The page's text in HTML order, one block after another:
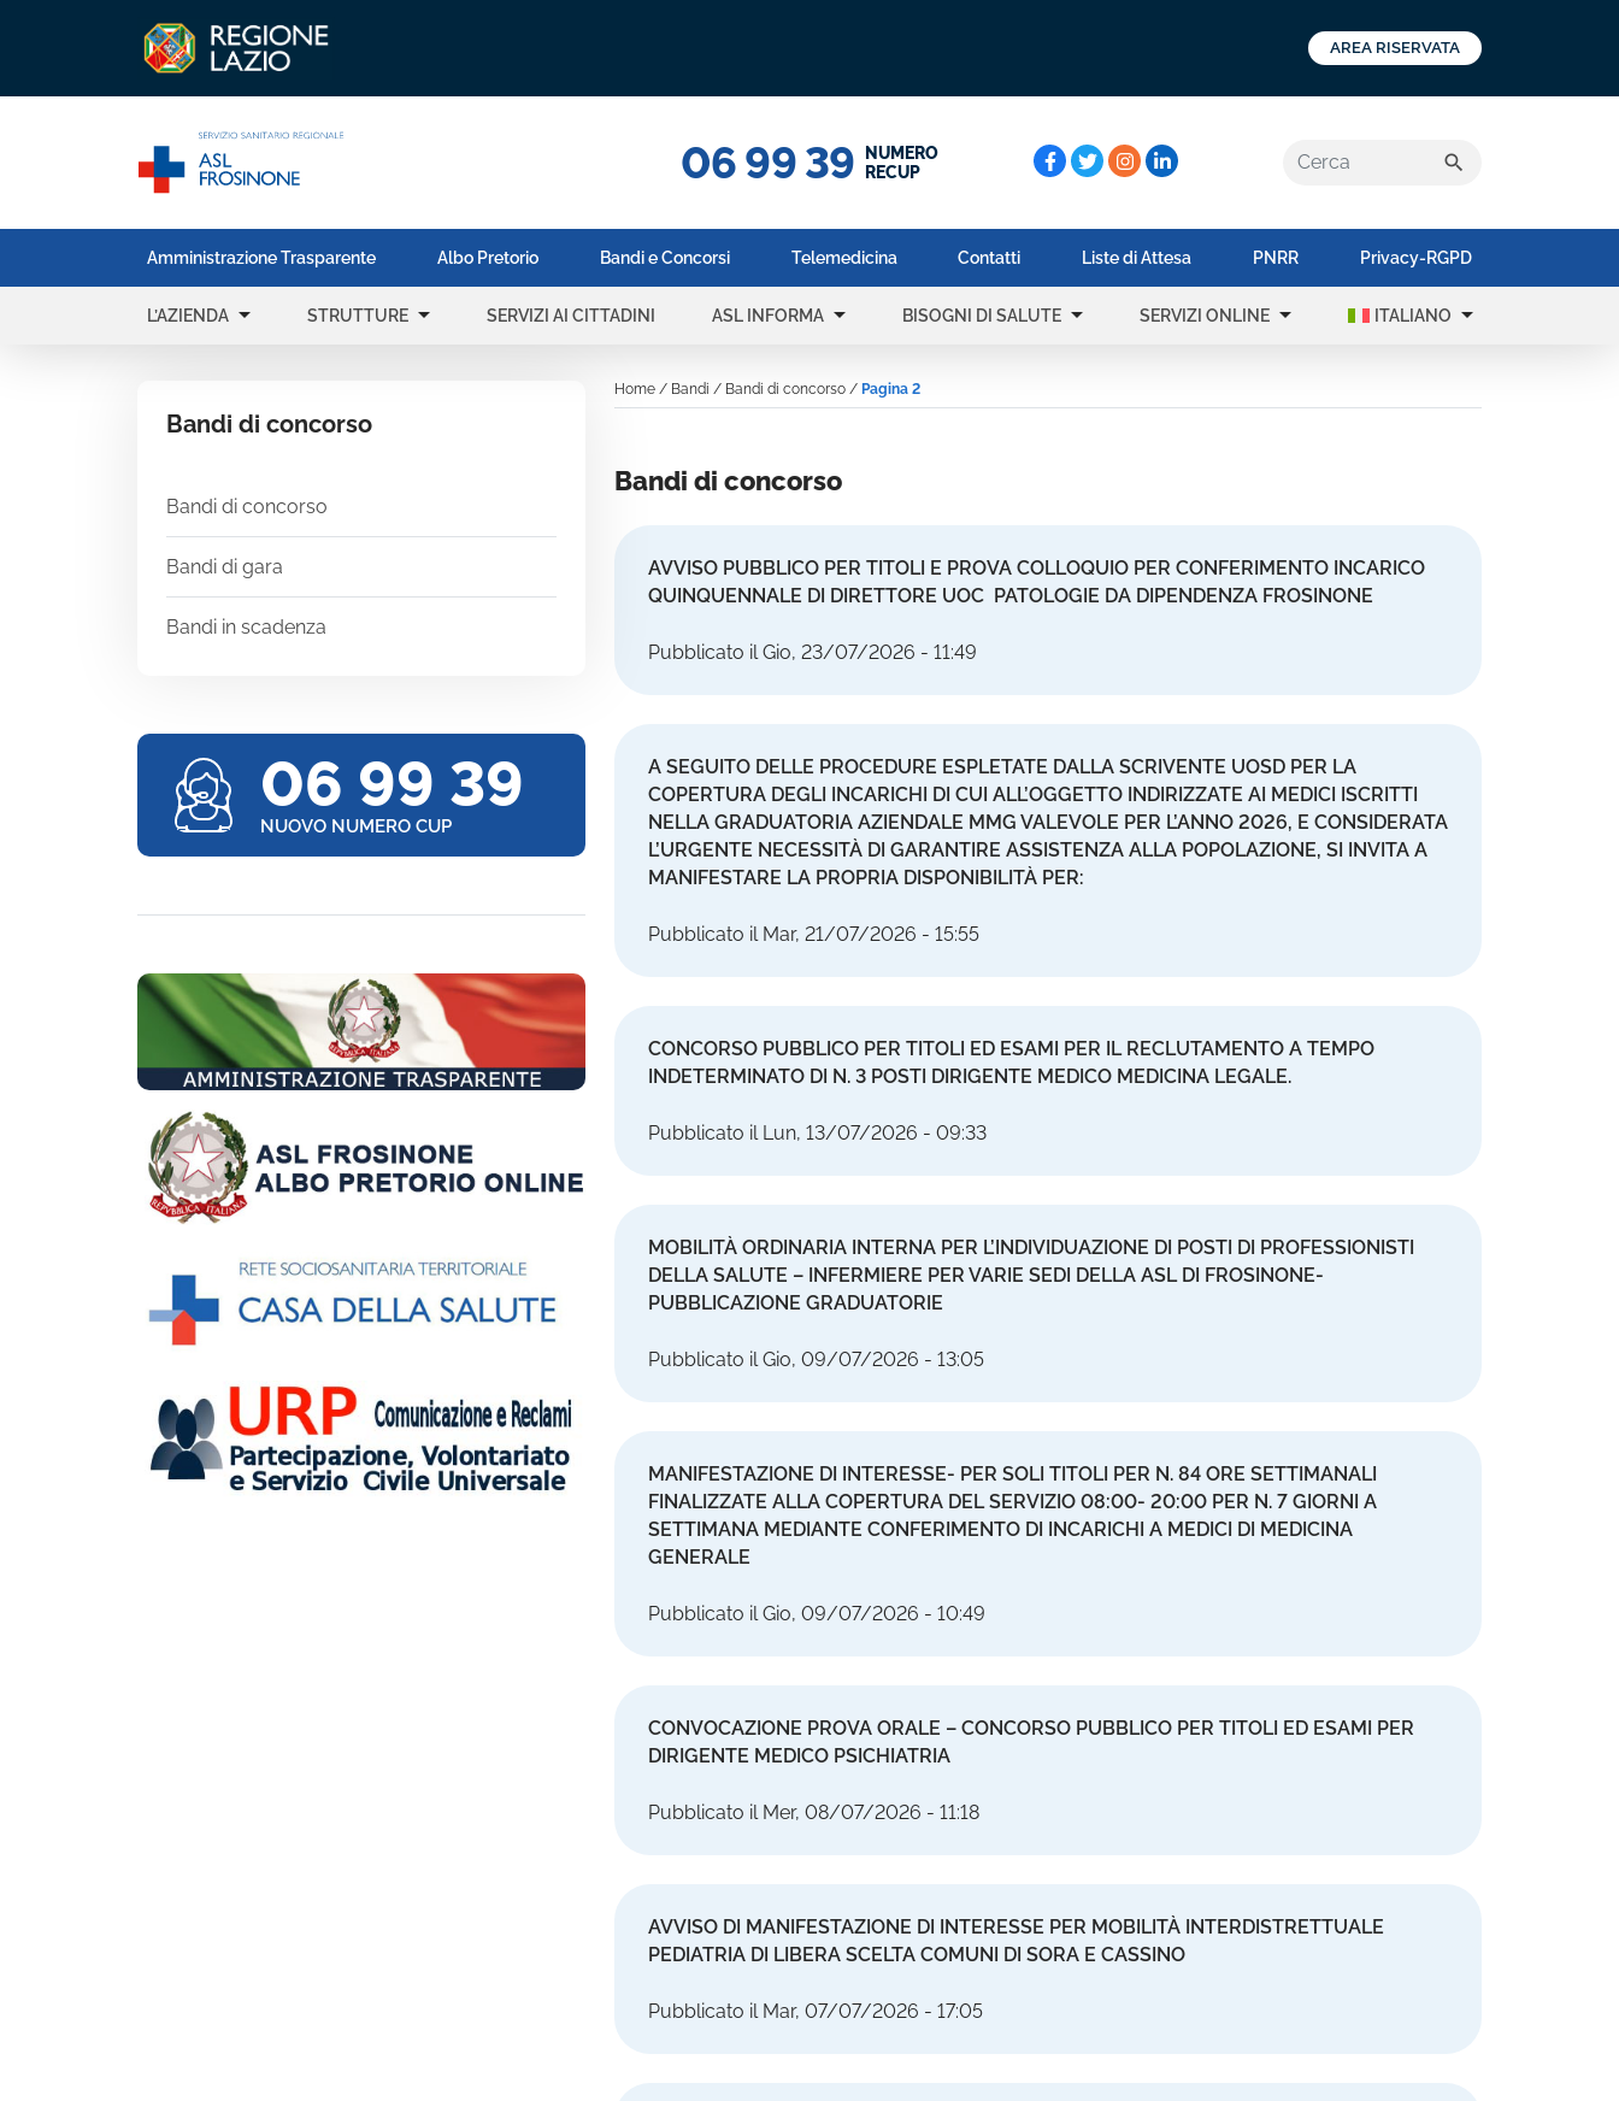
AREA RISERVATA
06 99 39
NUMERO
RECUP
Cerca: search
Amministrazione Trasparente Albo Pretorio Bandi e Concorsi Telemedicina Contatti Liste di Attesa PNRR Privacy-RGPD
L’AZIENDA arrow_drop_down STRUTTURE arrow_drop_down SERVIZI AI CITTADINI ASL INFORMA arrow_drop_down BISOGNI DI SALUTE arrow_drop_down SERVIZI ONLINE arrow_drop_down ITALIANO arrow_drop_down
Bandi di concorso
Bandi di concorso
Bandi di gara
Bandi in scadenza
Home / Bandi / Bandi di concorso / Pagina 2
Bandi di concorso
AVVISO PUBBLICO PER TITOLI E PROVA COLLOQUIO PER CONFERIMENTO INCARICO
QUINQUENNALE DI DIRETTORE UOC PATOLOGIE DA DIPENDENZA FROSINONE
Pubblicato il Gio, 23/07/2026 - 11:49
A SEGUITO DELLE PROCEDURE ESPLETATE DALLA SCRIVENTE UOSD PER LA
COPERTURA DEGLI INCARICHI DI CUI ALL’OGGETTO INDIRIZZATE AI MEDICI ISCRITTI
NELLA GRADUATORIA AZIENDALE MMG VALEVOLE PER L’ANNO 2026, E CONSIDERATA
L’URGENTE NECESSITÀ DI GARANTIRE ASSISTENZA ALLA POPOLAZIONE, SI INVITA A
MANIFESTARE LA PROPRIA DISPONIBILITÀ PER:
Pubblicato il Mar, 21/07/2026 - 15:55
CONCORSO PUBBLICO PER TITOLI ED ESAMI PER IL RECLUTAMENTO A TEMPO
INDETERMINATO DI N. 3 POSTI DIRIGENTE MEDICO MEDICINA LEGALE.
Pubblicato il Lun, 13/07/2026 - 09:33
MOBILITÀ ORDINARIA INTERNA PER L’INDIVIDUAZIONE DI POSTI DI PROFESSIONISTI
DELLA SALUTE – INFERMIERE PER VARIE SEDI DELLA ASL DI FROSINONE-
PUBBLICAZIONE GRADUATORIE
Pubblicato il Gio, 09/07/2026 - 13:05
MANIFESTAZIONE DI INTERESSE- PER SOLI TITOLI PER N. 84 ORE SETTIMANALI
FINALIZZATE ALLA COPERTURA DEL SERVIZIO 08:00- 20:00 PER N. 7 GIORNI A
SETTIMANA MEDIANTE CONFERIMENTO DI INCARICHI A MEDICI DI MEDICINA
GENERALE
Pubblicato il Gio, 09/07/2026 - 10:49
CONVOCAZIONE PROVA ORALE – CONCORSO PUBBLICO PER TITOLI ED ESAMI PER
DIRIGENTE MEDICO PSICHIATRIA
Pubblicato il Mer, 08/07/2026 - 11:18
AVVISO DI MANIFESTAZIONE DI INTERESSE PER MOBILITÀ INTERDISTRETTUALE
PEDIATRIA DI LIBERA SCELTA COMUNI DI SORA E CASSINO
Pubblicato il Mar, 07/07/2026 - 17:05
06 99 39
NUOVO NUMERO CUP